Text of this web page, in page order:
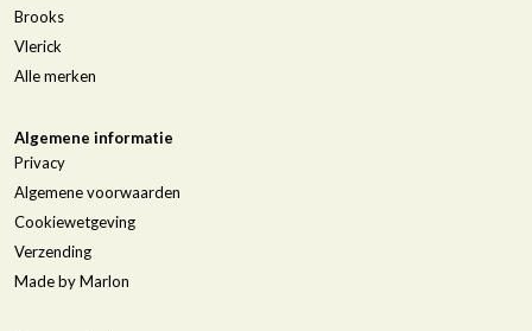
Brooks
Vlerick
Alle merken
Algemene informatie
Privacy
Algemene voorwaarden
Cookiewetgeving
Verzending
Made by Marlon